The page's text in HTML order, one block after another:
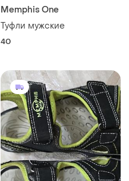
Memphis One
Туфли мужские
40